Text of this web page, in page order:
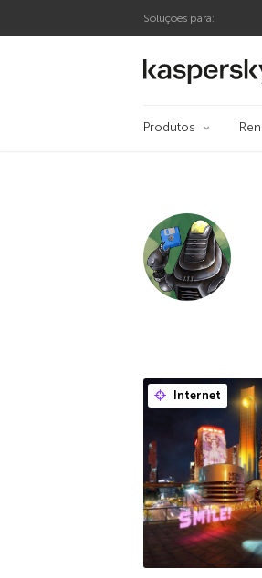
Soluções para:
Produtos
Internet